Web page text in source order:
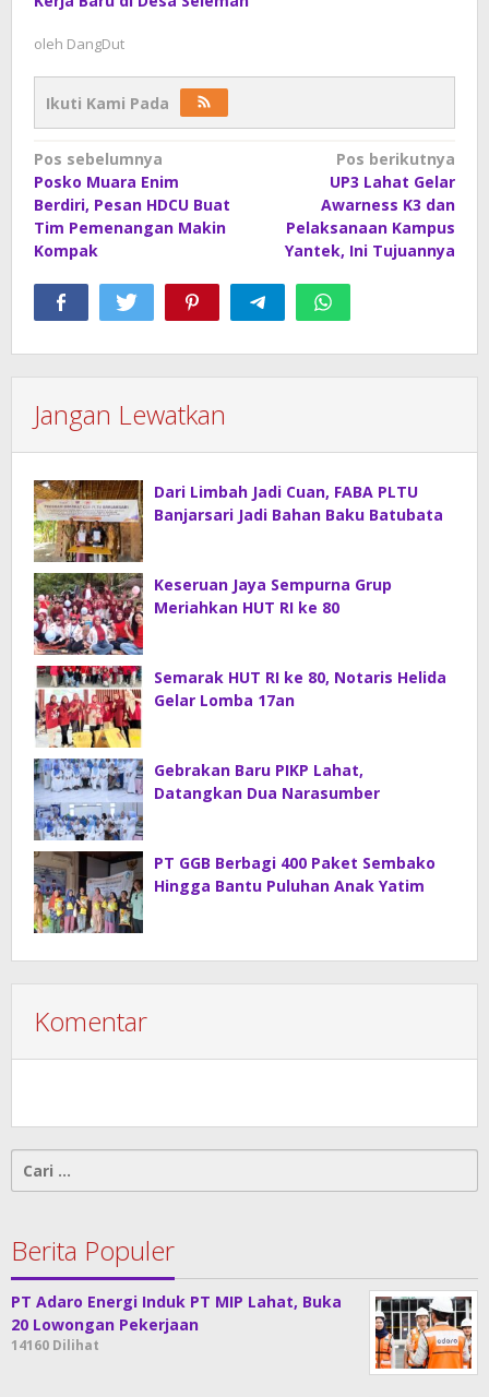
oleh DangDut
Ikuti Kami Pada
Navigasi
pos
Pos sebelumnya
Posko Muara Enim
Berdiri, Pesan HDCU Buat
Tim Pemenangan Makin
Kompak
Pos berikutnya
UP3 Lahat Gelar
Awarness K3 dan
Pelaksanaan Kampus
Yantek, Ini Tujuannya
Jangan Lewatkan
Dari Limbah Jadi Cuan, FABA PLTU
Banjarsari Jadi Bahan Baku Batubata
Keseruan Jaya Sempurna Grup
Meriahkan HUT RI ke 80
Semarak HUT RI ke 80, Notaris Helida
Gelar Lomba 17an
Gebrakan Baru PIKP Lahat,
Datangkan Dua Narasumber
PT GGB Berbagi 400 Paket Sembako
Hingga Bantu Puluhan Anak Yatim
Komentar
Cari
untuk:
Berita Populer
PT Adaro Energi Induk PT MIP Lahat, Buka
20 Lowongan Pekerjaan
14160 Dilihat